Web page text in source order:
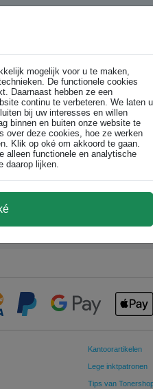
884931 MP C3500/C4500 geel
Kantoorartikelen
Lege inktpatronen
Tips van
mogelijk voor u te maken,
De functionele cookies
Daarnaast hebben ze een
continu te verbeteren. We laten u
bij uw interesses en willen
binnen en buiten onze website te
over deze cookies, hoe ze werken
Klik op oké om akkoord te gaan.
alleen functionele en analytische
daarop lijken.